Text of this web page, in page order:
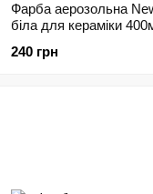
Фарба аерозольна
біла для кераміки
240 грн